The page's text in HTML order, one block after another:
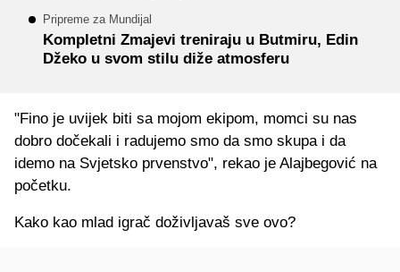
Pripreme za Mundijal
Kompletni Zmajevi treniraju u Butmiru, Edin
Džeko u svom stilu diže atmosferu
"Fino je uvijek biti sa mojom ekipom, momci su nas
dobro dočekali i radujemo smo da smo skupa i da
idemo na Svjetsko prvenstvo", rekao je Alajbegović na
početku.
Kako kao mlad igrač doživljavaš sve ovo?